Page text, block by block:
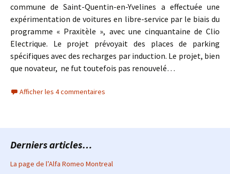
commune de Saint-Quentin-en-Yvelines a effectuée une
expérimentation de voitures en libre-service par le biais du
programme « Praxitèle », avec une cinquantaine de Clio
Electrique. Le projet prévoyait des places de parking
spécifiques avec des recharges par induction. Le projet, bien
que novateur, ne fut toutefois pas renouvelé…
Afficher les 4 commentaires
Derniers articles…
La page de l’Alfa Romeo Montreal